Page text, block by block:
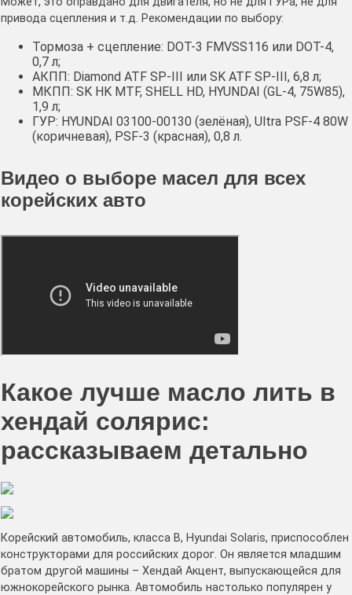
привода сцепления и т.д. Рекомендации по выбору:
Тормоза + сцепление: DOT-3 FMVSS116 или DOT-4,
0,7 л;
АКПП: Diamond ATF SP-III или SK ATF SP-III, 6,8 л;
МКПП: SK HK MTF, SHELL HD, HYUNDAI (GL-4, 75W85),
1,9 л;
ГУР: HYUNDAI 03100-00130 (зелёная), Ultra PSF-4 80W
(коричневая), PSF-3 (красная), 0,8 л.
Видео о выборе масел для всех
корейских авто
Какое лучше масло лить в
хендай солярис:
рассказываем детально
Корейский автомобиль, класса В, Hyundai Solaris, приспособлен
конструкторами для российских дорог. Он является младшим
братом другой машины – Хендай Акцент, выпускающейся для
южнокорейского рынка. Автомобиль настолько популярен у